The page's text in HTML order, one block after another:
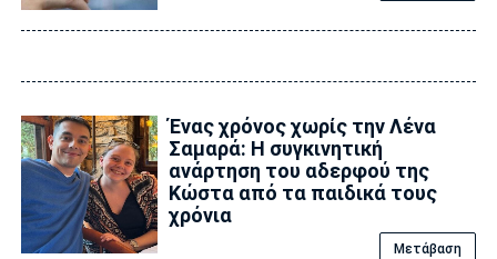
Ένας χρόνος χωρίς την Λένα
Σαμαρά: Η συγκινητική
ανάρτηση του αδερφού της
Κώστα από τα παιδικά τους
χρόνια
Μετάβαση